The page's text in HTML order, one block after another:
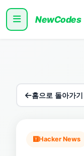
NewCodes
홈으로 돌아가기
Hacker News